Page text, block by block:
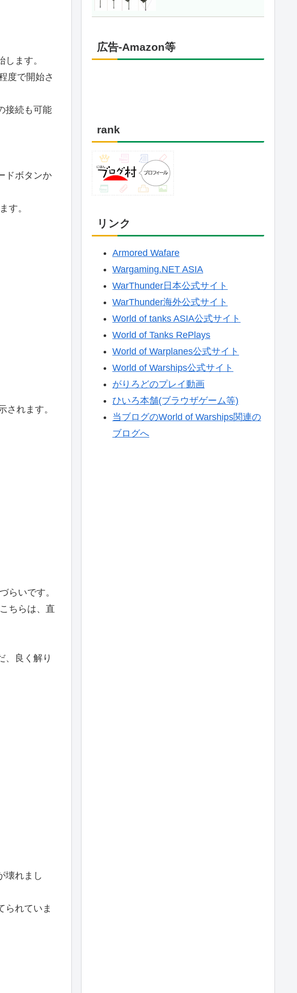
します。
度で開始さ
接続も可能
ドボタンか
す。
されます。
らいです。
ちらは、直
、良く解り
壊れまし
られていま
広告-Amazon等
rank
リンク
Armored Wafare
Wargaming.NET ASIA
WarThunder日本公式サイト
WarThunder海外公式サイト
World of tanks ASIA公式サイト
World of Tanks RePlays
World of Warplanes公式サイト
World of Warships公式サイト
がりろどのプレイ動画
ひいろ本舗(ブラウザゲーム等)
当ブログのWorld of Warships関連の
ブログへ